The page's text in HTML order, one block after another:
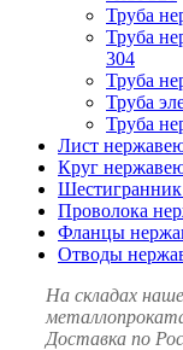
Труба
Труба
304
Труба
Труба
Труба
Лист
Круг
Проволока
Фланцы
Отводы
На складах
Доставка по